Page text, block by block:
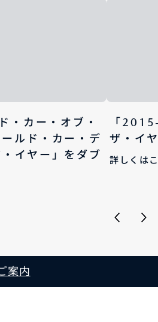
・カー・オブ・
ルド・カー・デ
イヤー」をダブ
「
ザ・イ
詳しくは
案内